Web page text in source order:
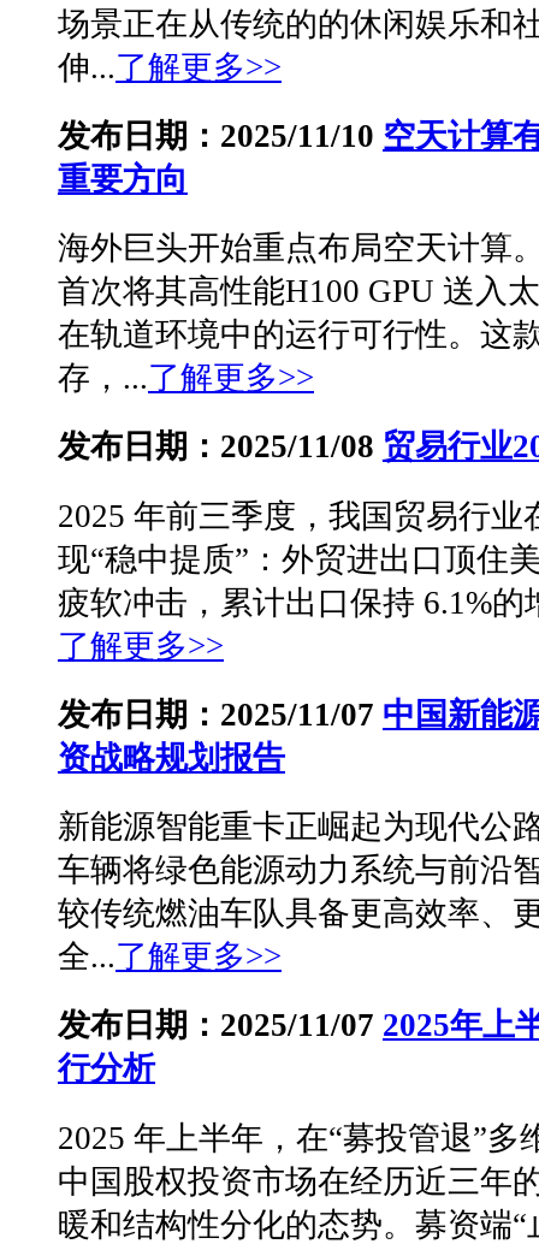
场景正在从传统的的休闲娱乐和
伸...了解更多>>
发布日期：2025/11/10 空天计算
重要方向
海外巨头开始重点布局空天计算
首次将其高性能H100 GPU 送入
在轨道环境中的运行可行性。这
存，...了解更多>>
发布日期：2025/11/08 贸易行业
2025 年前三季度，我国贸易行
现“稳中提质”：外贸进出口顶住
疲软冲击，累计出口保持 6.1%
了解更多>>
发布日期：2025/11/07 中国新能
资战略规划报告
新能源智能重卡正崛起为现代公
车辆将绿色能源动力系统与前沿
较传统燃油车队具备更高效率、
全...了解更多>>
发布日期：2025/11/07 2025年上
行分析
2025 年上半年，在“募投管退”
中国股权投资市场在经历近三年
暖和结构性分化的态势。募资端“